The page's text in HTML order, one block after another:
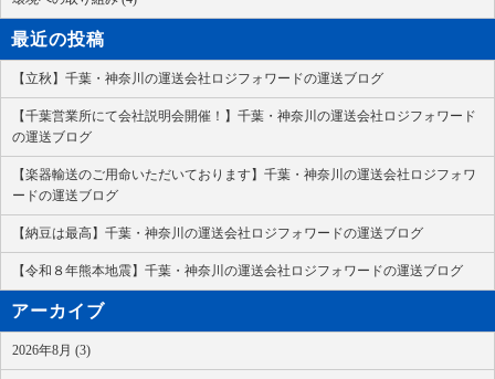
最近の投稿
【立秋】千葉・神奈川の運送会社ロジフォワードの運送ブログ
【千葉営業所にて会社説明会開催！】千葉・神奈川の運送会社ロジフォワード
の運送ブログ
【楽器輸送のご用命いただいております】千葉・神奈川の運送会社ロジフォワ
ードの運送ブログ
【納豆は最高】千葉・神奈川の運送会社ロジフォワードの運送ブログ
【令和８年熊本地震】千葉・神奈川の運送会社ロジフォワードの運送ブログ
アーカイブ
2026年8月 (3)